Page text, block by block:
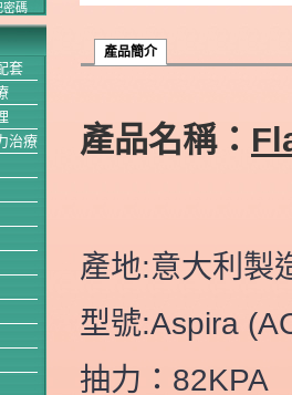
密碼
套
治療
產品簡介
產品名稱：
產地:意大利製
型號:Aspira
抽力：82KPA